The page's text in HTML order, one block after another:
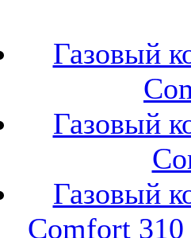
Газовый
Газовый
Газовый
Comfort